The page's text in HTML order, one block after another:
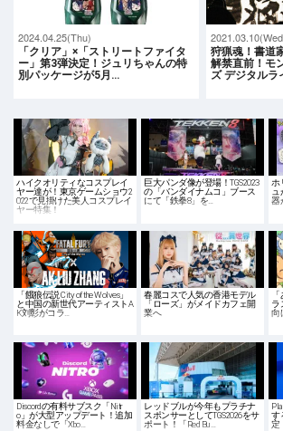
2024.04.25(Thu)
「クリア」×「ストリートファイタ
ー」第3弾決定！ジュリちゃんの特
別パッケージが5月…
狩猟魂！書道
解禁直前！モ
ズ デジタルラ
ハイクオリティなコスプレイ
ヤー達が！東京ゲームショウ2
022で見掛けた美人コスプレイ
ヤー特集！
巨大パンダ像が登場！TGS2023
の「バンダイナムコ」ブース
にて「鉄拳8」を…
ホ
ュ
器
「餓狼伝説 City of the Wolves」
と中国の新世代アーティストA
K刘彰がコラ…
春麗コスで人気の香港モデル
「ローズ」がメイドカフェ開
業へ
ラ
向
Discordの有料サブスク「Nitr
o」が大型アップデート！追加
料金なしで「Xbo…
レッドブルが今年もプラチナ
スポンサーとしてTGS2026をサ
ポート！「Red Bu…
す
定